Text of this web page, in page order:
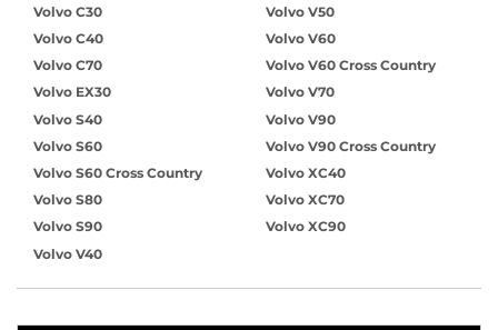
Volvo C30
Volvo C40
Volvo C70
Volvo EX30
Volvo S40
Volvo S60
Volvo S60 Cross Country
Volvo S80
Volvo S90
Volvo V40
Volvo V50
Volvo V60
Volvo V60 Cross Country
Volvo V70
Volvo V90
Volvo V90 Cross Country
Volvo XC40
Volvo XC70
Volvo XC90